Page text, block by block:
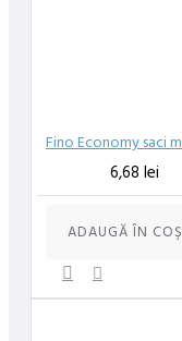
6,68 lei
ADAUGĂ ÎN COŞ